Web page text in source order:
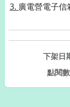
3. 廣電營電子信
下架日
點閱數